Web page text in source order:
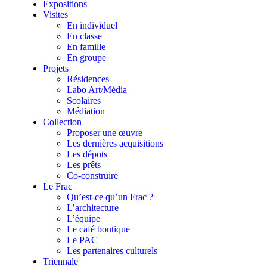
Expositions
Visites
En individuel
En classe
En famille
En groupe
Projets
Résidences
Labo Art/Média
Scolaires
Médiation
Collection
Proposer une œuvre
Les dernières acquisitions
Les dépots
Les prêts
Co-construire
Le Frac
Qu’est-ce qu’un Frac ?
L’architecture
L’équipe
Le café boutique
Le PAC
Les partenaires culturels
Triennale